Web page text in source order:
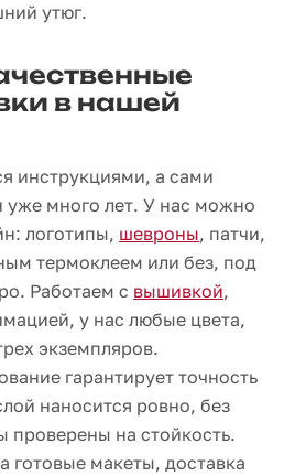
утюг.
в нашей
инструкциями, а сами
много лет. У нас можно
логотипы, шевроны, патчи,
термоклеем или без, под
Работаем с вышивкой,
у нас любые цвета,
экземпляров.
гарантирует точность
наносится ровно, без
проверены на стойкость.
готовые макеты, доставка